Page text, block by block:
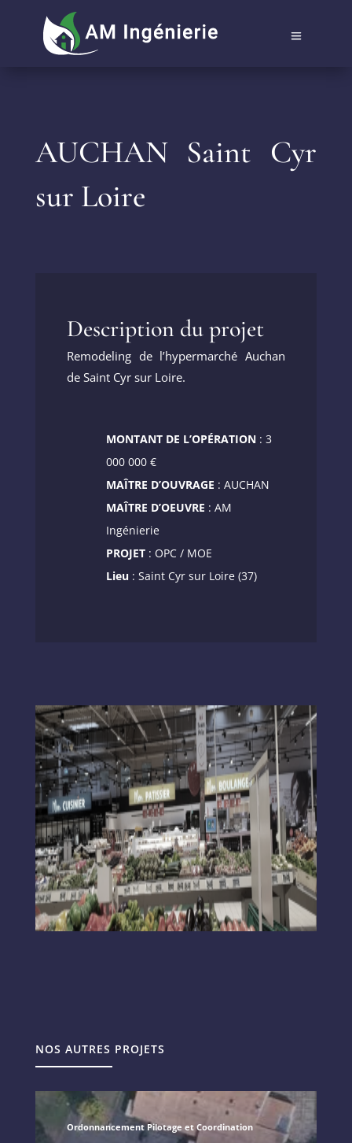
AUCHAN Saint Cyr
sur Loire
Description du projet
Remodeling de l’hypermarché Auchan
de Saint Cyr sur Loire.
MONTANT DE L’OPÉRATION: 3
000 000 €
MAÎTRE D’OUVRAGE : AUCHAN
MAÎTRE D’OEUVRE : AM
Ingénierie
PROJET: OPC / MOE
Lieu : Saint Cyr sur Loire (37)
NOS AUTRES PROJETS
Ordonnancement Pilotage et Coordination